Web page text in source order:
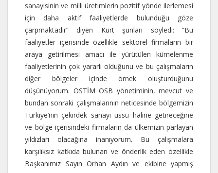
sanayisinin ve milli üretimlerin pozitif yönde ilerlemesi
için daha aktif faaliyetlerde bulunduğu göze
çarpmaktadır” diyen Kurt şunları söyledi: “Bu
faaliyetler içerisinde özellikle sektörel firmaların bir
araya getirilmesi amacı ile yürütülen kümelenme
faaliyetlerinin çok yararlı olduğunu ve bu çalışmaların
diğer bölgeler içinde örnek oluşturduğunu
düşünüyorum. OSTİM OSB yönetiminin, mevcut ve
bundan sonraki çalışmalarının neticesinde bölgemizin
Türkiye’nin çekirdek sanayi üssü haline getireceğine
ve bölge içerisindeki firmaların da ülkemizin parlayan
yıldızları olacağına inanıyorum. Bu çalışmalara
karşılıksız katkıda bulunan ve önderlik eden özellikle
Başkanımız Sayın Orhan Aydın ve ekibine yapmış